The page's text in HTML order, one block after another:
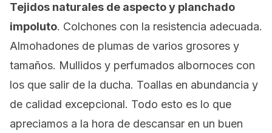
Tejidos naturales de aspecto y planchado
impoluto. Colchones con la resistencia adecuada.
Almohadones de plumas de varios grosores y
tamaños. Mullidos y perfumados albornoces con
los que salir de la ducha. Toallas en abundancia y
de calidad excepcional. Todo esto es lo que
apreciamos a la hora de descansar en un buen